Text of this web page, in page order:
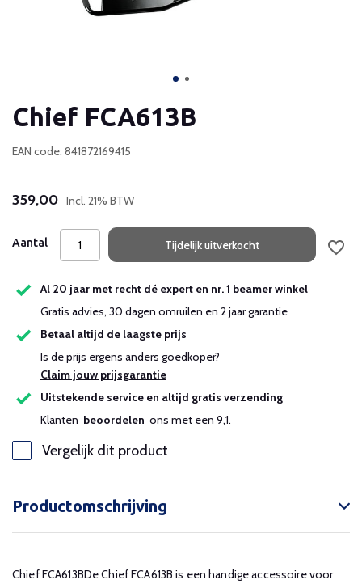
Chief FCA613B
EAN code: 841872169415
359,00 Incl. 21% BTW
Aantal Tijdelijk uitverkocht
Al 20 jaar met recht dé expert en nr. 1 beamer winkel
Gratis advies, 30 dagen omruilen en 2 jaar garantie
Betaal altijd de laagste prijs
Is de prijs ergens anders goedkoper?
Claim jouw prijsgarantie
Uitstekende service en altijd gratis verzending
Klanten beoordelen ons met een 9,1.
Vergelijk dit product
Productomschrijving
Chief FCA613BDe Chief FCA613B is een handige accessoire voor